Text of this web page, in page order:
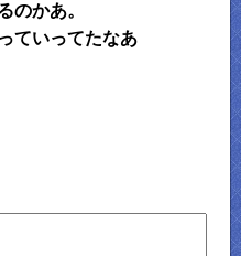
のかあ。
ていってたなあ